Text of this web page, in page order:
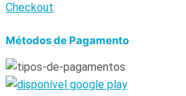
Checkout
Métodos de Pagamento